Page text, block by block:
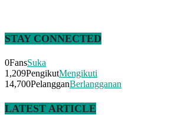
STAY CONNECTED
0FansSuka
1,209PengikutMengikuti
14,700PelangganBerlangganan
LATEST ARTICLE